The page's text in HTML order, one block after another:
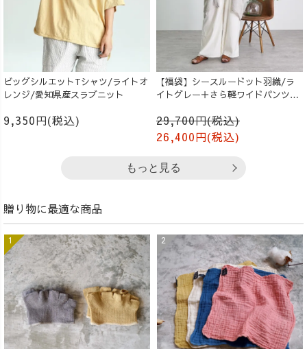
ビッグシルエットTシャツ/ライトオ
レンジ/愛知県産スラブニット
9,350円(税込)
【福袋】シースルードット羽織/ラ
イトグレー＋さら軽ワイドパンツ/
29,700円(税込)
26,400円(税込)
もっと見る
贈り物に最適な商品